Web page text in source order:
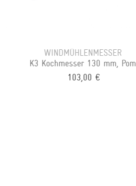
WINDMÜHLENMESSER
K3 Kochmesser 130 mm, Pom
103,00 €